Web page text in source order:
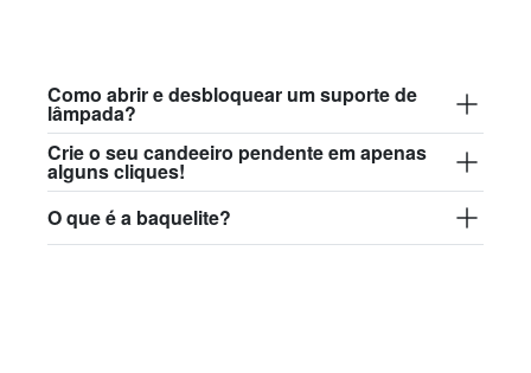
Como abrir e desbloquear um suporte de
lâmpada?
Crie o seu candeeiro pendente em apenas
alguns cliques!
O que é a baquelite?